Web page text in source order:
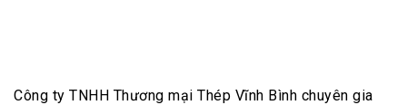
Công ty TNHH Thương mại Thép Vĩnh Bình chuyên gia